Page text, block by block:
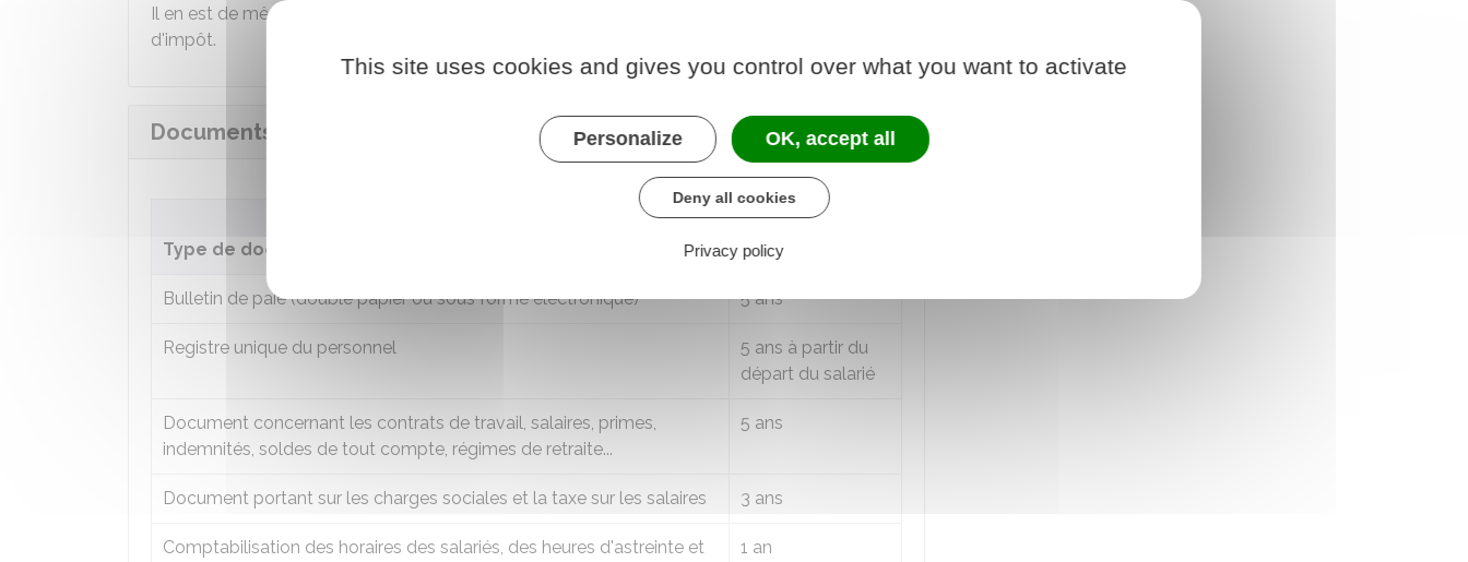
Il en est de même des doubles des reçus des dons remis aux donateurs pour réduction
d'impôt.
Documents concernant les personnels de l'association
Type de document
Durée de
conservation
Bulletin de paie (double papier ou sous forme électronique) 5 ans
Registre unique du personnel
5 ans à partir du
départ du salarié
Document concernant les contrats de travail, salaires, primes,
indemnités, soldes de tout compte, régimes de retraite...
5 ans
Document portant sur les charges sociales et la taxe sur les salaires 3 ans
Comptabilisation des horaires des salariés, des heures d'astreinte et
1 an
This site uses cookies and gives you control over what you want to activate
Personalize OK, accept all
Deny all cookies
Privacy policy